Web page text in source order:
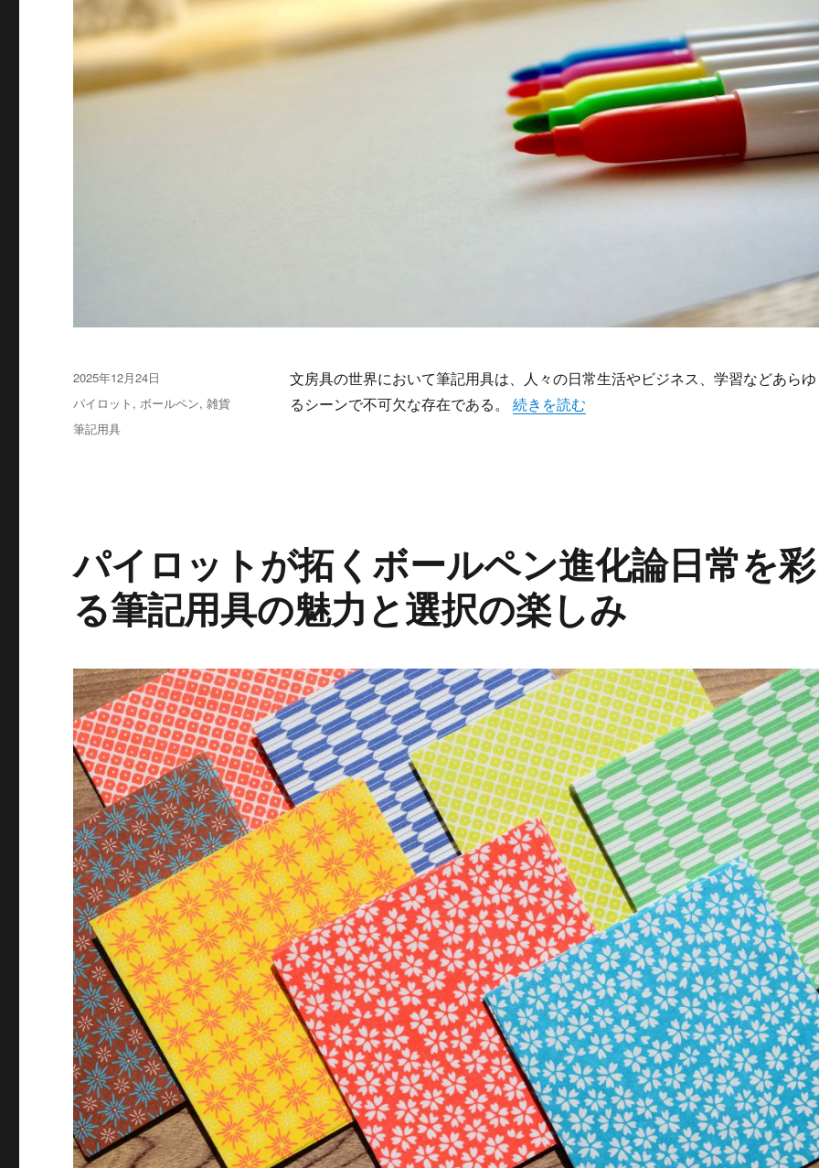
文房具の世界において筆記用具は、人々の日常生活やビジネス、学習などあらゆ
るシーンで不可欠な存在である。 “パイロットが彩る多様化する筆記用具進化
続きを読む
投
稿
2025年12月24日
カ
テ
ゴ
パイロット , ボールペン,雑貨
タ
筆記用具
パイロットが拓くボールペン進化論日常を彩
る筆記用具の魅力と選択の楽しみ